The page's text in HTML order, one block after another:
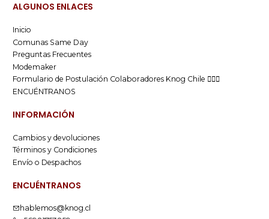
ALGUNOS ENLACES
Inicio
Comunas Same Day
Preguntas Frecuentes
Modemaker
Formulario de Postulación Colaboradores Knog Chile 🚴🏻‍♂️
ENCUÉNTRANOS
INFORMACIÓN
Cambios y devoluciones
Términos y Condiciones
Envío o Despachos
ENCUÉNTRANOS
hablemos@knog.cl